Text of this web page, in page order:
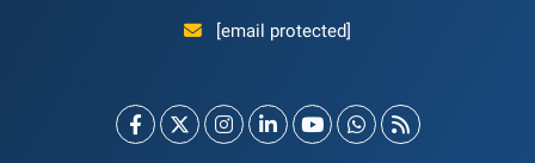
[email protected]